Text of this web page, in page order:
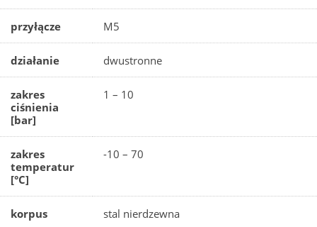
przyłącze M5
działanie dwustronne
zakres
ciśnienia
[bar]
1 – 10
zakres
temperatur
[°C]
-10 – 70
korpus stal nierdzewna